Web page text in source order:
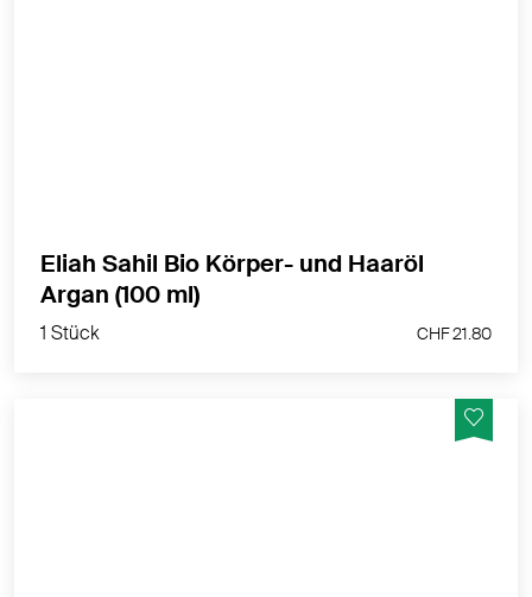
1 Stück
Eliah Sahil Bio Körper- und Haaröl
Argan (100 ml)
1 Stück CHF 21.80